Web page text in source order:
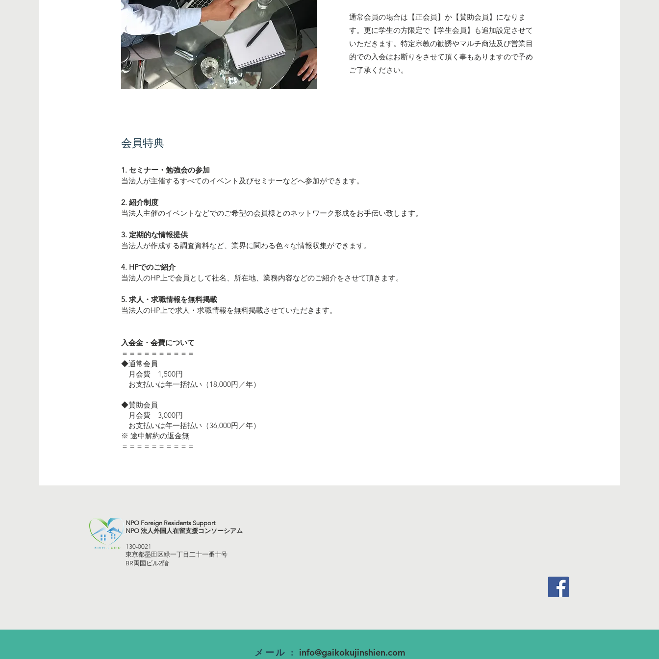
通常会員の場合は【正会員】か【賛助会員】になりま
す。更に学生の方限定で【学生会員】も追加設定させて
いただきます。特定宗教の勧誘やマルチ商法及び営業目
的での入会はお断りをさせて頂く事もありますので予め
ご了承ください。
会員特典
1. セミナー・勉強会の参加
当法人が主催するすべてのイベント及びセミナーなどへ参加ができます。
2. 紹介制度
当法人主催のイベントなどでのご希望の会員様とのネットワーク形成をお手伝い致します。
3. 定期的な情報提供
当法人が作成する調査資料など、業界に関わる色々な情報収集ができます。
4. HPでのご紹介
当法人のHP上で会員として社名、所在地、業務内容などのご紹介をさせて頂きます。
5. 求人・求職情報を無料掲載
当法人のHP上で求人・求職情報を無料掲載させていただきます。
入会金・会費について
＝＝＝＝＝＝＝＝＝＝
◆通常会員
月会費 1,500円
お支払いは年一括払い（18,000円／年）
◆賛助会員
月会費 3,000円
お支払いは年一括払い（36,000円／年）
※ 途中解約の返金無
＝＝＝＝＝＝＝＝＝＝
NPO Foreign Residents Support
NPO 法人外国人在留支援コンソーシアム
130-0021
東京都墨田区緑一丁目二十一番十号
BR両国ビル2階
メール : info@gaikokujinshien.com